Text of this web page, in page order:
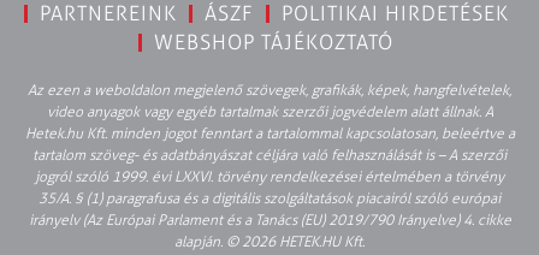
PARTNEREINK
ÁSZF
POLITIKAI HIRDETÉSEK
WEBSHOP TÁJÉKOZTATÓ
Az ezen a weboldalon megjelenő szövegek, grafikák, képek, hangfelvételek,
video anyagok vagy egyéb tartalmak szerzői jogvédelem alatt állnak. A
Hetek.hu Kft. minden jogot fenntart a tartalommal kapcsolatosan, beleértve a
tartalom szöveg- és adatbányászat céljára való felhasználását is – A szerzői
jogról szóló 1999. évi LXXVI. törvény rendelkezései értelmében a törvény
35/A. § (1) paragrafusa és a digitális szolgáltatások piacairól szóló európai
irányelv (Az Európai Parlament és a Tanács (EU) 2019/790 Irányelve) 4. cikke
alapján. © 2026 HETEK.HU Kft.